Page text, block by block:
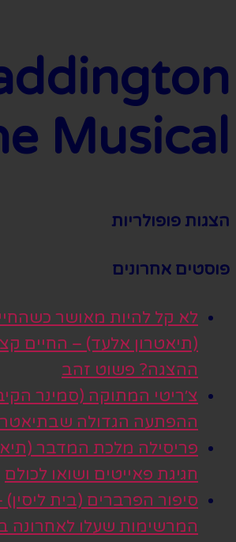
Musical
הצגות פופולריות
פוסטים אחרונים
לא קל להיות מאושר
(תיאטרון אלעד) – החיים
ההצגה? פשוט זהב
צ׳ריטי המתוקה (סמינר
ההפתעה הגדולה
פריסילה מלכת המדבר
חגיגת פאייטים ושואו לכולם
סיפור הפרברים (בית
המרשימות שעלו לאחרונה